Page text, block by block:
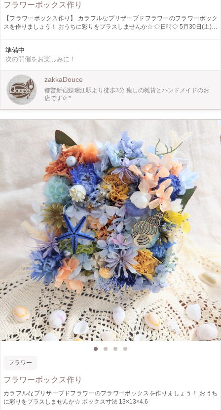
フラワーボックス作り
【フラワーボックス作り】 カラフルなプリザーブドフラワーのフラワーボック
スを作りましょう！ おうちに彩りをプラスしませんか☆ ◇日時◇ 5月30日(土)、
【WinWin_ww_Project 割引】 ひとり親家庭で生活されている方、ご本人、お子
様 障害をお持ちで生活されている方、ご本人、お子様 該当される方へお気持ち
へ癒しをお届けしたい思いより 微力ではありますが 各10%ずつ割り引きさせて
頂きます◇.* ※ひとり親証明確認の出来る書類 障害者証明確認の出来る書類の
ご提示をお願い致します。 【利用登録会員割引】 作品ご購入時、ワークショッ
プ参加費を 日頃の感謝を込めまして コチラもお気持ちではありますが 10%割り
引きさせて頂きます** ☆上記割引は該当分併用致します☆ ※ワークショップの
ご参加での割引利用は 当日店頭にて差額分を精算させて頂きます。 ◇講師◇
ョップスペース 江戸川区南篠崎町3-1-11メゾンSUGA II 1F 都営新宿線瑞江駅南
口より徒歩3分 03-6638-6050
準備中
次の開催をお楽しみに！
zakkaDouce
都営新宿線瑞江駅より徒歩3分 癒しの雑貨とハンドメイドのお
店です✩.*
フラワー
フラワーボックス作り
カラフルなプリザーブドフラワーのフラワーボックスを作りましょう！ おうち
に彩りをプラスしませんか☆ ボックス寸法 13×13×4.6